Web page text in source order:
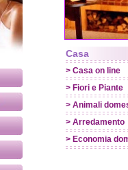
Casa
> Casa on line
> Fiori e Piante
> Animali
> Arredamento
> Economia